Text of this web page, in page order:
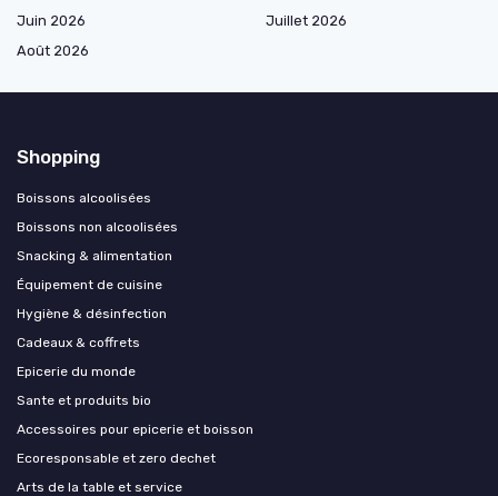
Juin 2026
Juillet 2026
Août 2026
Shopping
Boissons alcoolisées
Boissons non alcoolisées
Snacking & alimentation
Équipement de cuisine
Hygiène & désinfection
Cadeaux & coffrets
Epicerie du monde
Sante et produits bio
Accessoires pour epicerie et boisson
Ecoresponsable et zero dechet
Arts de la table et service